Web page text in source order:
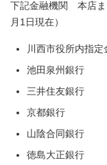
下記金融機関 本店ま
月1日現在）
川西市役所内指
池田泉州銀行
三井住友銀行
京都銀行
山陰合同銀行
徳島大正銀行